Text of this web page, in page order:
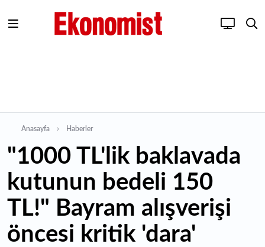
Anasayfa Haberler
"1000 TL'lik baklavada
kutunun bedeli 150
TL!" Bayram alışverişi
öncesi kritik 'dara'